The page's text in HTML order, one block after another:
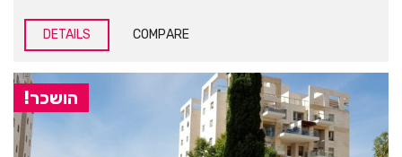
COMPARE
DETAILS
הושכר!